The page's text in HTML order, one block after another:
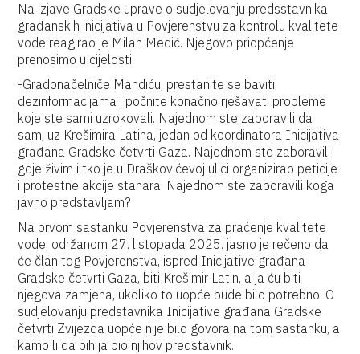
Na izjave Gradske uprave o sudjelovanju predsstavnika
građanskih inicijativa u Povjerenstvu za kontrolu kvalitete
vode reagirao je Milan Medić. Njegovo priopćenje
prenosimo u cijelosti:
-Gradonačelniče Mandiću, prestanite se baviti
dezinformacijama i počnite konačno rješavati probleme
koje ste sami uzrokovali. Najednom ste zaboravili da
sam, uz Krešimira Latina, jedan od koordinatora Inicijativa
građana Gradske četvrti Gaza. Najednom ste zaboravili
gdje živim i tko je u Draškovićevoj ulici organizirao peticije
i protestne akcije stanara. Najednom ste zaboravili koga
javno predstavljam?
Na prvom sastanku Povjerenstva za praćenje kvalitete
vode, održanom 27. listopada 2025. jasno je rečeno da
će član tog Povjerenstva, ispred Inicijative građana
Gradske četvrti Gaza, biti Krešimir Latin, a ja ću biti
njegova zamjena, ukoliko to uopće bude bilo potrebno. O
sudjelovanju predstavnika Inicijative građana Gradske
četvrti Zvijezda uopće nije bilo govora na tom sastanku, a
kamo li da bih ja bio njihov predstavnik.